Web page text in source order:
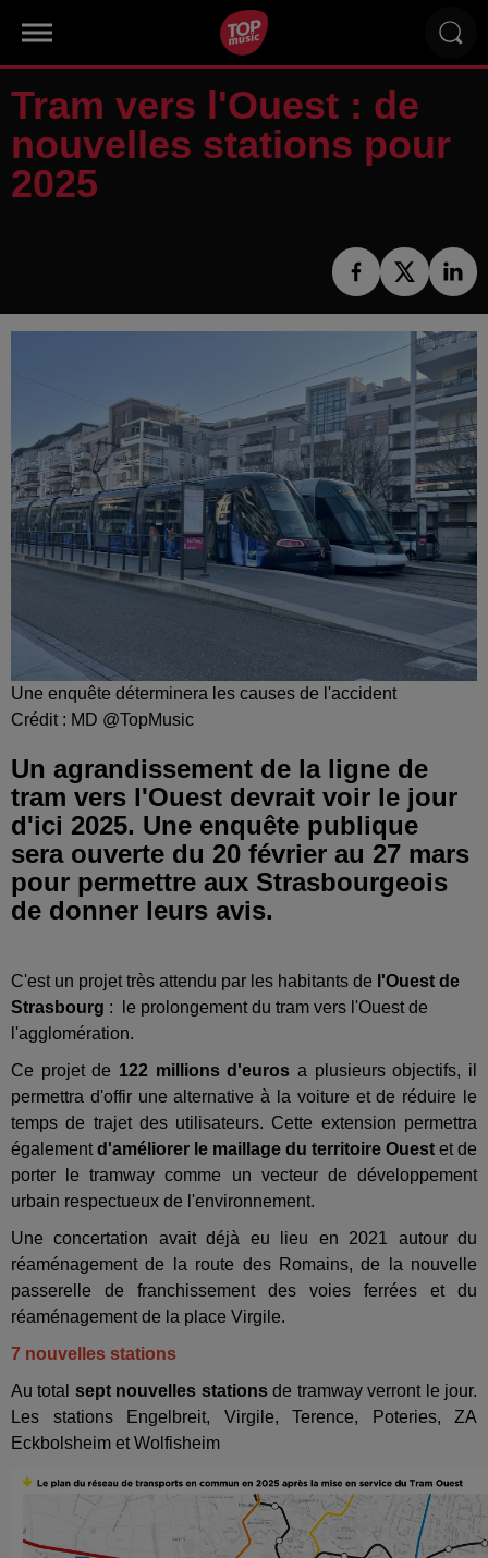
Tram vers l'Ouest : de
nouvelles stations pour
2025
Une enquête déterminera les causes de l'accident
Crédit : MD @TopMusic
Un agrandissement de la ligne de
tram vers l'Ouest devrait voir le jour
d'ici 2025. Une enquête publique
sera ouverte du 20 février au 27 mars
pour permettre aux Strasbourgeois
de donner leurs avis.
C'est un projet très attendu par les habitants de l'Ouest de
Strasbourg : le prolongement du tram vers l'Ouest de
l'agglomération.
Ce projet de 122 millions d'euros a plusieurs objectifs, il
permettra d'offir une alternative à la voiture et de réduire le
temps de trajet des utilisateurs. Cette extension permettra
égalementd'améliorer le maillage du territoire Ouest et de
porter le tramway comme un vecteur de développement
urbain respectueux de l'environnement.
Une concertation avait déjà eu lieu en 2021 autour du
réaménagement de la route des Romains, de la nouvelle
passerelle de franchissement des voies ferrées et du
réaménagement de la place Virgile.
7 nouvelles stations
Au total sept nouvelles stationsde tramway verront le jour.
Les stations Engelbreit, Virgile, Terence, Poteries, ZA
Eckbolsheim et Wolfisheim